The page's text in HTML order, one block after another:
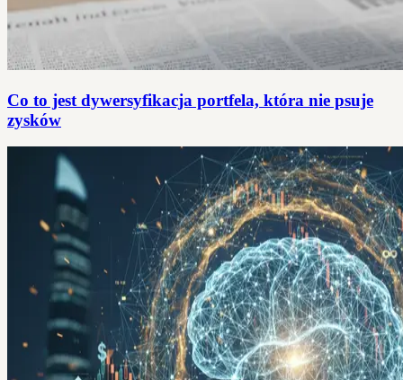
Co to jest dywersyfikacja portfela, która nie psuje
zysków